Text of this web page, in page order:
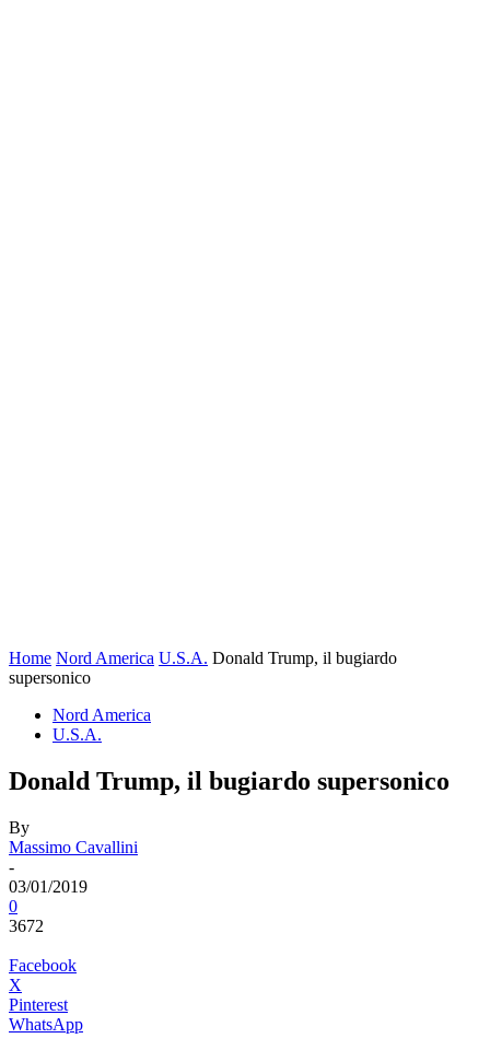
Home Nord America U.S.A. Donald Trump, il bugiardo
supersonico
Nord America
U.S.A.
Donald Trump, il bugiardo supersonico
By
Massimo Cavallini
-
03/01/2019
0
3672
Facebook
X
Pinterest
WhatsApp